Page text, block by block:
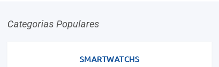
Categorias Populares
SMARTWATCHS